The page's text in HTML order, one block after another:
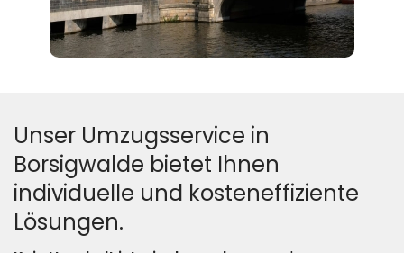
Unser Umzugsservice in
Borsigwalde bietet Ihnen
individuelle und kosteneffiziente
Lösungen.